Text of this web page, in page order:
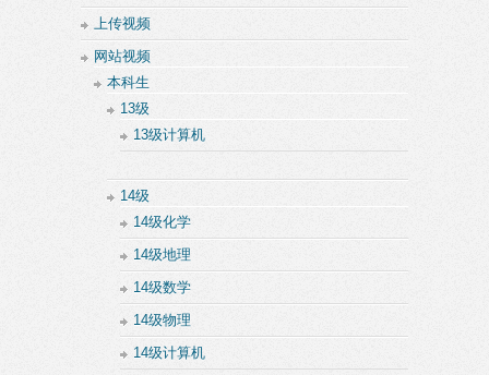
上传视频
网站视频
本科生
13级
13级计算机
14级
14级化学
14级地理
14级数学
14级物理
14级计算机